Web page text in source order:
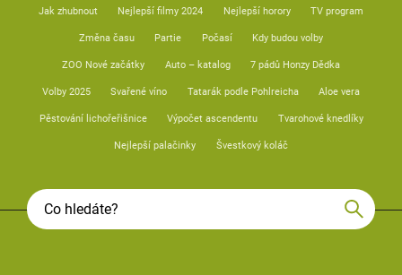
Jak zhubnout Nejlepší filmy 2024 Nejlepší horory TV program
Změna času Partie Počasí Kdy budou volby
ZOO Nové začátky Auto – katalog 7 pádů Honzy Dědka
Volby 2025 Svařené víno Tatarák podle Pohlreicha Aloe vera
Pěstování lichořeřišnice Výpočet ascendentu Tvarohové knedlíky
Nejlepší palačinky Švestkový koláč